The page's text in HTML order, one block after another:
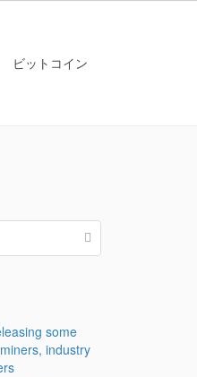
ビットコイン
some
industry